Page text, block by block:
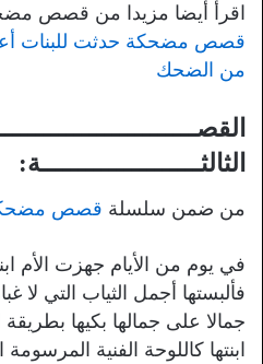
اقرأ أيضا مزيدا من قصص
قصص مضحكة حدثت للبنات
من الضحك
الثالثـــــــــــــــــــــة:
من ضمن سلسلة قصص
في يوم من الأيام جهزت الأم
فألبستها أجمل الثياب التي لا
جمالا على جمالها بكيها
ابنتها كاللوحة الفنية